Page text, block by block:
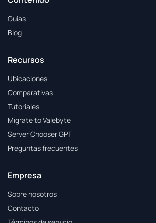
Guias
Blog
Recursos
Ubicaciones
Comparativas
Tutoriales
Migrate to Valebyte
Server Chooser GPT
Preguntas frecuentes
Empresa
Sobre nosotros
Contacto